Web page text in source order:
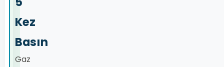
Kez
Basın
Gaz